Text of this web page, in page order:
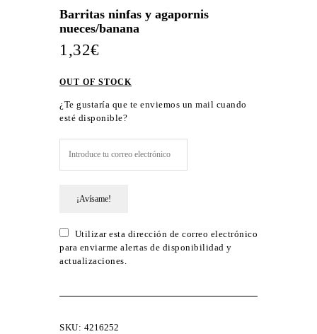
Barritas ninfas y agapornis
nueces/banana
1,32€
OUT OF STOCK
¿Te gustaría que te enviemos un mail cuando
esté disponible?
¡Avísame!
Utilizar esta dirección de correo electrónico
para enviarme alertas de disponibilidad y
actualizaciones.
SKU: 4216252